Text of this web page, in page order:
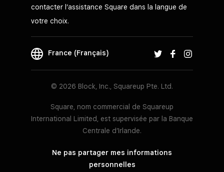
contacter l’assistance Square dans la langue de
votre choix.
France (Français)
© 2026 Block, Inc., Squareup Pte. Ltd.
Square, nom commercial de Squareup
International Limited, est supervisée par la Banque
Centrale d’Irlande.
Ne pas partager mes informations
personnelles